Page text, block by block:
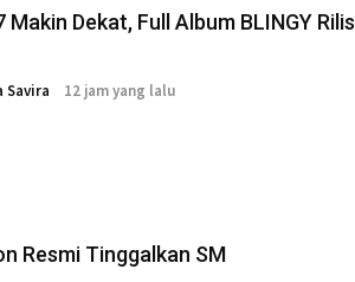
Dekat, Full Album BLINGY Rilis
Savira 12 jam yang lalu
Resmi Tinggalkan SM